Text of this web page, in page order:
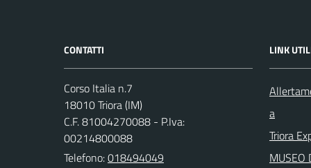
CONTATTI
Corso Italia n.7
18010 Triora (IM)
C.F. 81004270088 - P.Iva:
00214800088
Telefono:018494049
LINK
a
Triora
MUSEO